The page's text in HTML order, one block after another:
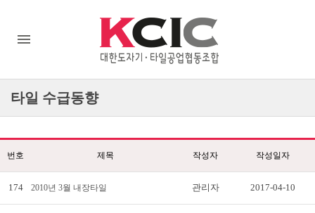
타일 수급동향
번호 제목 작성자 작성일자
174 2010년 3월 내장타일 관리자 2017-04-10